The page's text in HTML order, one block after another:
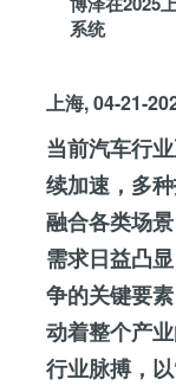
系统
上海, 04-21-
当前汽车行
续加速，多
融合各类场
需求日益凸
争的关键要
动着整个产
行业脉搏，以